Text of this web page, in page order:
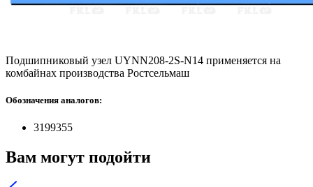
Подшипниковый узел UYNN208-2S-N14 применяется на
комбайнах производства Ростсельмаш
Обозначения аналогов:
3199355
Вам могут подойти